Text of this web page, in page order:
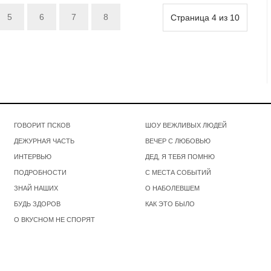
Страница 4 из 10
5 6 7 8
ГОВОРИТ ПСКОВ
ДЕЖУРНАЯ ЧАСТЬ
ИНТЕРВЬЮ
ПОДРОБНОСТИ
ЗНАЙ НАШИХ
БУДЬ ЗДОРОВ
О ВКУСНОМ НЕ СПОРЯТ
ШОУ ВЕЖЛИВЫХ ЛЮДЕЙ
ВЕЧЕР С ЛЮБОВЬЮ
ДЕД, Я ТЕБЯ ПОМНЮ
С МЕСТА СОБЫТИЙ
О НАБОЛЕВШЕМ
КАК ЭТО БЫЛО